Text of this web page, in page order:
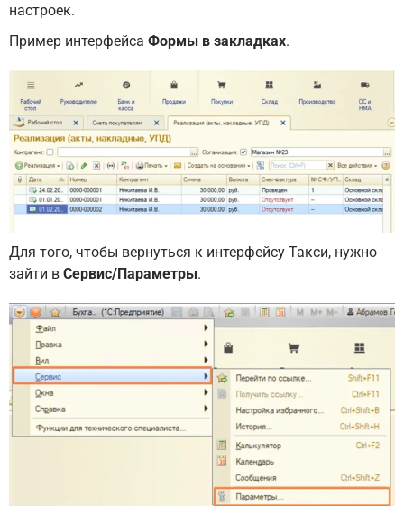
настроек.
Пример интерфейса Формы в закладках.
Для того, чтобы вернуться к интерфейсу Такси, нужно
зайти в Сервис/Параметры.